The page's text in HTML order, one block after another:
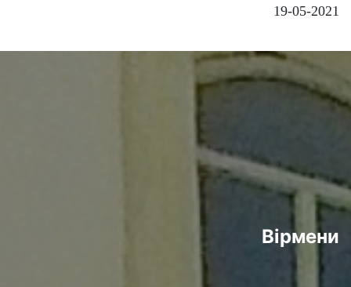
19-05-2021
Вірмени